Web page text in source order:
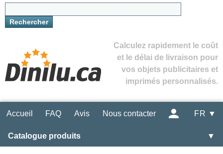
Calculez rapidement le coût
et le délai de livraison pour
vos objets publicitaires et
imprimés personnalisés.
Accueil FAQ Avis Nous contacter FR ▼
Catalogue produits ▼